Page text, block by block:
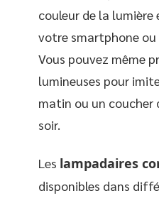
couleur de la lumière
votre smartphone
Vous pouvez même
lumineuses pour
matin ou un coucher
soir.
Les lampadaires
disponibles dans